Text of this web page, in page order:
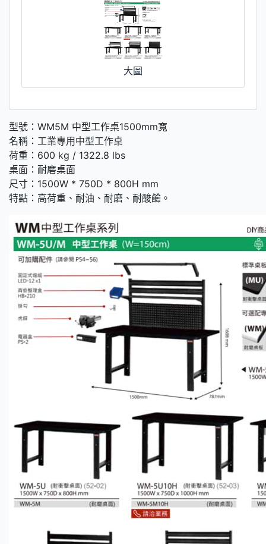
大圖
型號：WM5M 中型工作桌1500mm寬
名稱：工業專用中型工作桌
荷重：600 kg / 1322.8 lbs
桌面：耐磨桌面
尺寸：1500W * 750D * 800H mm
特點：高荷重、耐油、耐磨、耐酸鹼。